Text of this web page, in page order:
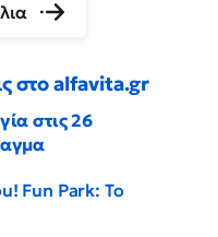
στο alfavita.gr
στις 26
Fun Park: Το